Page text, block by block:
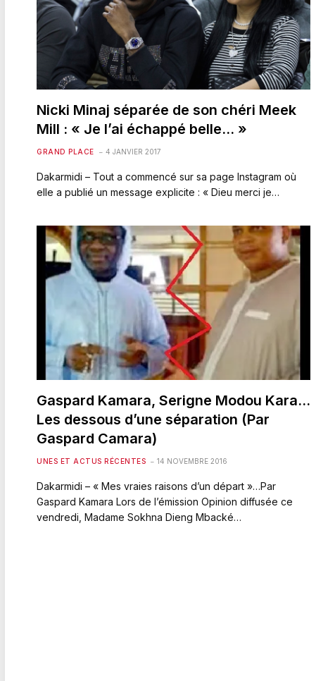
Nicki Minaj séparée de son chéri Meek
Mill : « Je l’ai échappé belle… »
GRAND PLACE 4 JANVIER 2017
Dakarmidi – Tout a commencé sur sa page Instagram où
elle a publié un message explicite : « Dieu merci je…
Gaspard Kamara, Serigne Modou Kara…
Les dessous d’une séparation (Par
Gaspard Camara)
UNES ET ACTUS RÉCENTES 14 NOVEMBRE 2016
Dakarmidi – « Mes vraies raisons d’un départ »…Par
Gaspard Kamara Lors de l’émission Opinion diffusée ce
vendredi, Madame Sokhna Dieng Mbacké…